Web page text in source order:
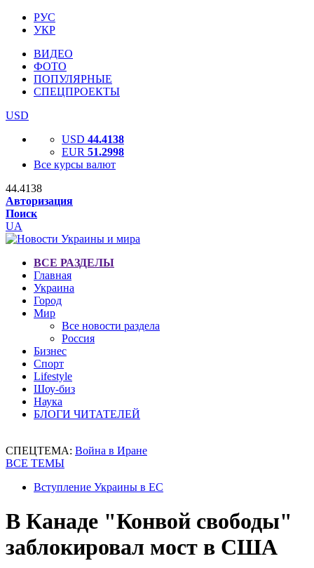
РУС
УКР
ВИДЕО
ФОТО
ПОПУЛЯРНЫЕ
СПЕЦПРОЕКТЫ
USD
USD 44.4138
EUR 51.2998
Все курсы валют
44.4138
Авторизация
Поиск
UA
ВСЕ РАЗДЕЛЫ
Главная
Украина
Город
Мир
Все новости раздела
Россия
Бизнес
Спорт
Lifestyle
Шоу-биз
Наука
БЛОГИ ЧИТАТЕЛЕЙ
СПЕЦТЕМА: Война в Иране
ВСЕ ТЕМЫ
Вступление Украины в ЕС
В Канаде "Конвой свободы"
заблокировал мост в США